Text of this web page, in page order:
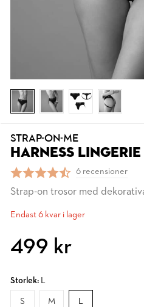
STRAP-ON-ME
HARNESS
6 recensioner
Strap-on trosor med
Endast 6 kvar i lager
499 kr
Storlek: L
S M L